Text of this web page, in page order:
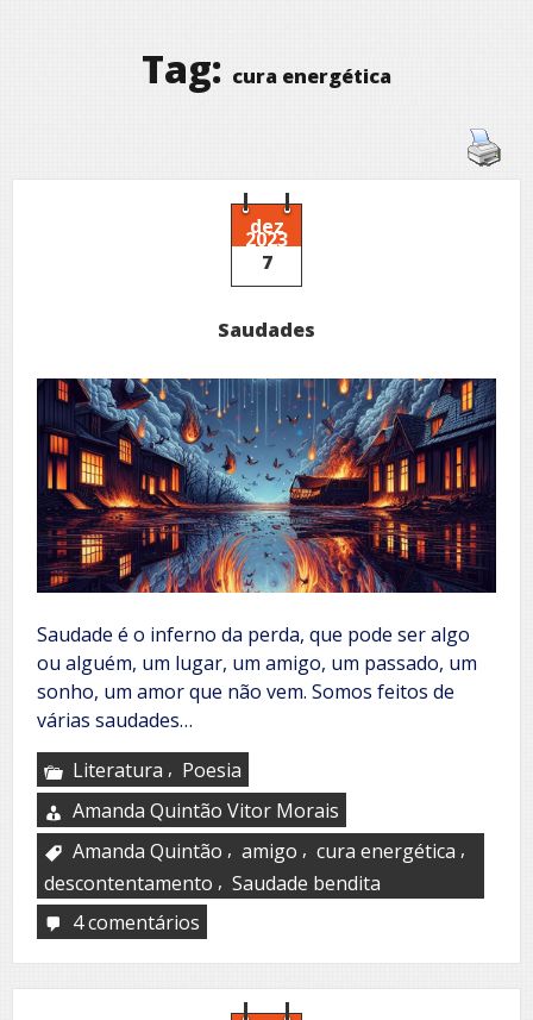
Tag: cura energética
dez
2023
7
Saudades
Saudade é o inferno da perda, que pode ser algo
ou alguém, um lugar, um amigo, um passado, um
sonho, um amor que não vem. Somos feitos de
várias saudades…
Literatura , Poesia
Amanda Quintão Vitor Morais
Amanda Quintão , amigo , cura energética ,
descontentamento , Saudade bendita
4 comentários